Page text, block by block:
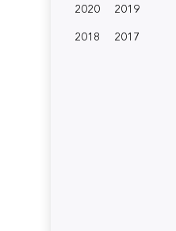
2020
2019
2018
2017